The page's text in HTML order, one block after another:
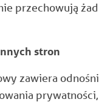
przechowują
stron
zawiera